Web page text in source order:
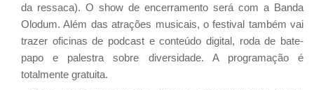
da ressaca). O show de encerramento será com a Banda
Olodum. Além das atrações musicais, o festival também vai
trazer oficinas de podcast e conteúdo digital, roda de bate-
papo e palestra sobre diversidade. A programação é
totalmente gratuita.